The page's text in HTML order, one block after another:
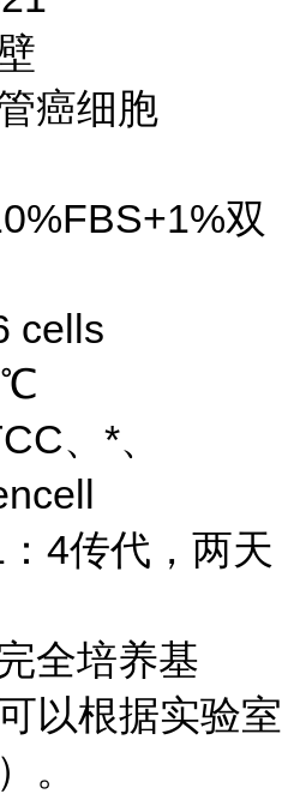
癌细胞
双
cells
、*、
4传代，两天
全培养基
以根据实验室
。